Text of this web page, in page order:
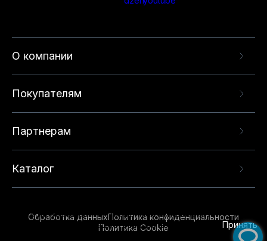
О компании
Покупателям
Партнерам
Каталог
Обработка данныхПолитика конфиденциальности
Политика Cookie
опыта на нашем сайте. Продолжая использовать
данный сайт, вы соглашаетесь с использованием
Принять